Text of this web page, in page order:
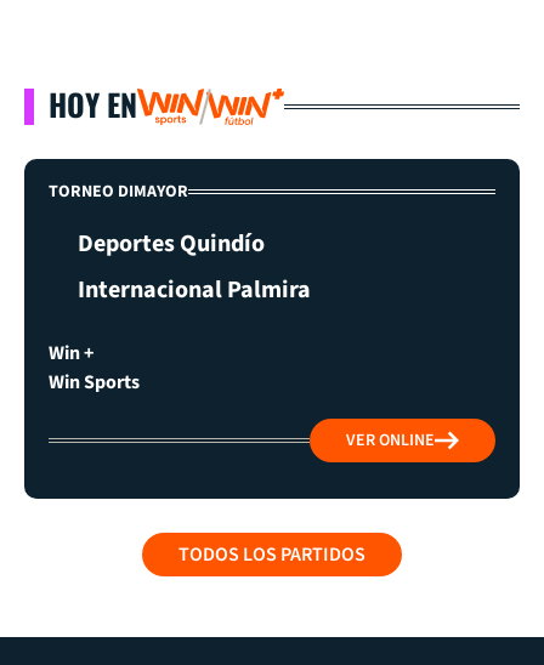
HOY EN
TORNEO DIMAYOR
Deportes Quindío
Internacional Palmira
Win +
Win Sports
VER ONLINE
TODOS LOS PARTIDOS